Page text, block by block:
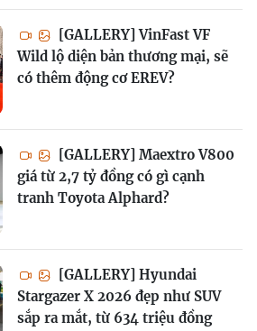
[GALLERY] VinFast VF
Wild lộ diện bản thương mại, sẽ
có thêm động cơ EREV?
[GALLERY] Maextro V800
giá từ 2,7 tỷ đồng có gì cạnh
tranh Toyota Alphard?
[GALLERY] Hyundai
Stargazer X 2026 đẹp như SUV
sắp ra mắt, từ 634 triệu đồng